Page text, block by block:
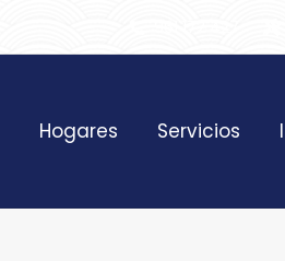
Hogares Servicios